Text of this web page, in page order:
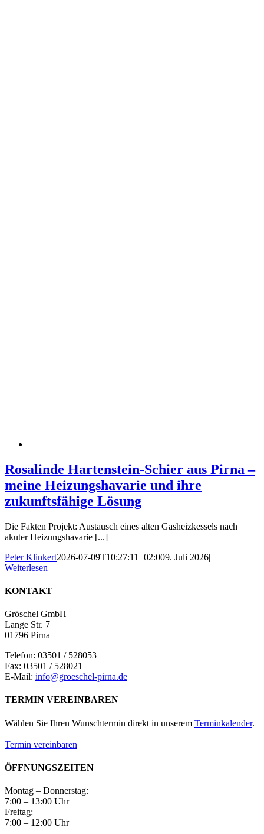
Rosalinde Hartenstein-Schier aus Pirna –
meine Heizungshavarie und ihre
zukunftsfähige Lösung
Die Fakten Projekt: Austausch eines alten Gasheizkessels nach
akuter Heizungshavarie [...]
Peter Klinkert2026-07-09T10:27:11+02:009. Juli 2026|
Weiterlesen
KONTAKT
Gröschel GmbH
Lange Str. 7
01796 Pirna
Telefon: 03501 / 528053
Fax: 03501 / 528021
E-Mail: info@groeschel-pirna.de
TERMIN VEREINBAREN
Wählen Sie Ihren Wunschtermin direkt in unserem Terminkalender.
Termin vereinbaren
ÖFFNUNGSZEITEN
Montag – Donnerstag:
7:00 – 13:00 Uhr
Freitag:
7:00 – 12:00 Uhr